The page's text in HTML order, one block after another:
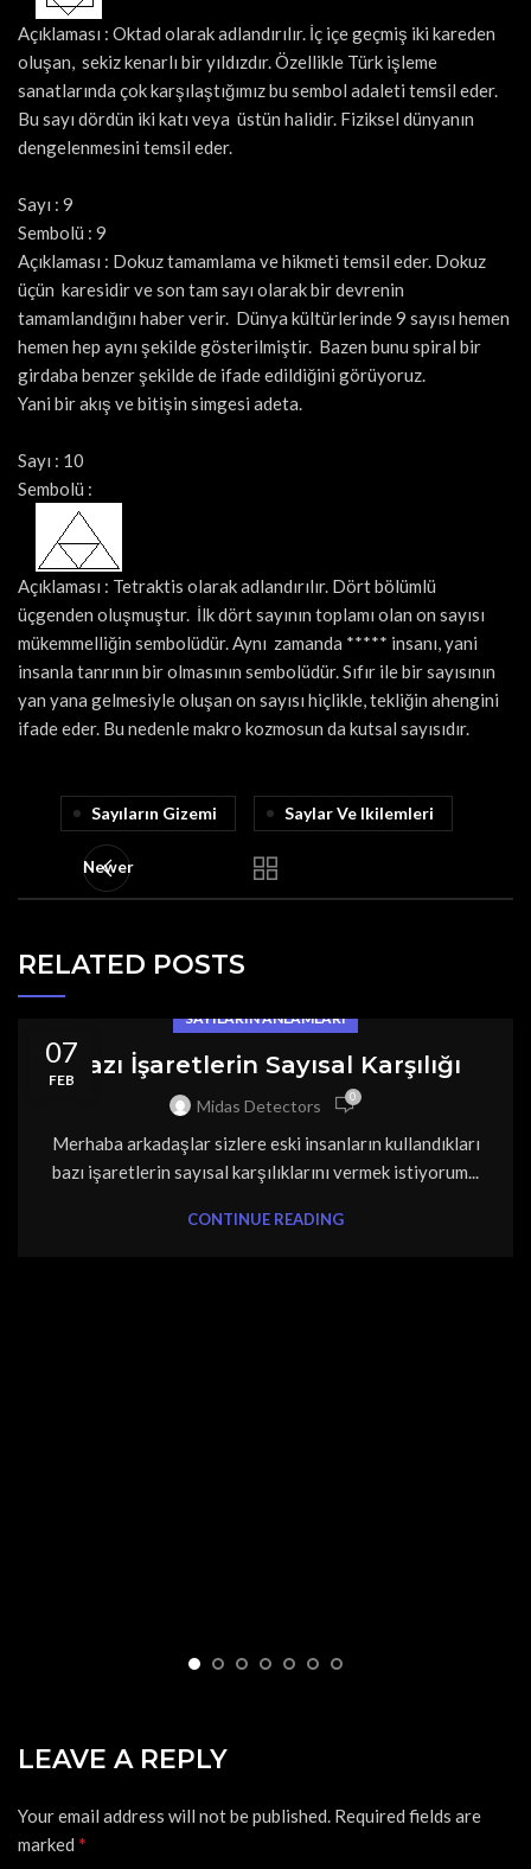
Açıklaması : Oktad olarak adlandırılır. İç içe geçmiş iki kareden
oluşan, sekiz kenarlı bir yıldızdır. Özellikle Türk işleme
sanatlarında çok karşılaştığımız bu sembol adaleti temsil eder.
Bu sayı dördün iki katı veya üstün halidir. Fiziksel dünyanın
dengelenmesini temsil eder.
Sayı : 9
Sembolü : 9
Açıklaması : Dokuz tamamlama ve hikmeti temsil eder. Dokuz
üçün karesidir ve son tam sayı olarak bir devrenin
tamamlandığını haber verir. Dünya kültürlerinde 9 sayısı hemen
hemen hep aynı şekilde gösterilmiştir. Bazen bunu spiral bir
girdaba benzer şekilde de ifade edildiğini görüyoruz.
Yani bir akış ve bitişin simgesi adeta.
Sayı : 10
Sembolü :
Açıklaması : Tetraktis olarak adlandırılır. Dört bölümlü
üçgenden oluşmuştur. İlk dört sayının toplamı olan on sayısı
mükemmelliğin sembolüdür. Aynı zamanda ***** insanı, yani
insanla tanrının bir olmasının sembolüdür. Sıfır ile bir sayısının
yan yana gelmesiyle oluşan on sayısı hiçlikle, tekliğin ahengini
ifade eder. Bu nedenle makro kozmosun da kutsal sayısıdır.
Sayıların Gizemi Saylar Ve Ikilemleri
Newer
RELATED POSTS
07
FEB
SAYILARIN ANLAMLARI
Bazı İşaretlerin Sayısal Karşılığı
Midas Detectors 0
Merhaba arkadaşlar sizlere eski insanların kullandıkları
bazı işaretlerin sayısal karşılıklarını vermek istiyorum...
CONTINUE READING
LEAVE A REPLY
Your email address will not be published. Required fields are
marked *